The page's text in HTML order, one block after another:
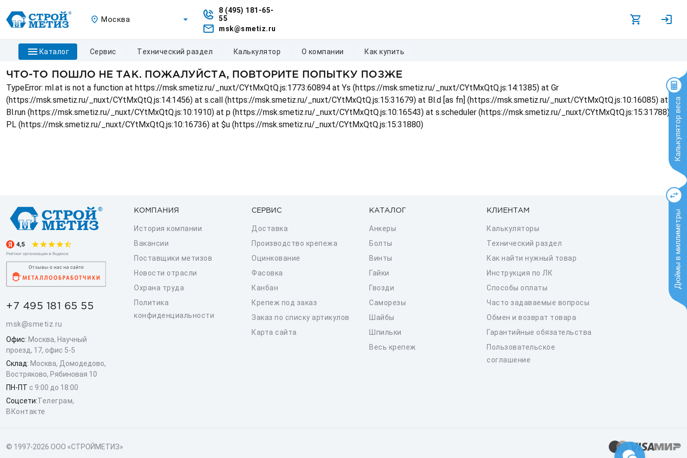
Калькулятор веса
Дюймы в миллиметры
Москва
8 (495) 181-65-
55
msk@smetiz.ru
каталог сервис технический раздел калькулятор о компании как купить
ЧТО-ТО ПОШЛО НЕ ТАК. ПОЖАЛУЙСТА, ПОВТОРИТЕ ПОПЫТКУ ПОЗЖЕ
TypeError: ml.at is not a function at https://msk.smetiz.ru/_nuxt/CYtMxQtQ.js:1773:60894 at Ys (https://msk.smetiz.ru/_nuxt/CYtMxQtQ.js:14:1385) at Gr
(https://msk.smetiz.ru/_nuxt/CYtMxQtQ.js:14:1456) at s.call (https://msk.smetiz.ru/_nuxt/CYtMxQtQ.js:15:31679) at Bl.d [as fn] (https://msk.smetiz.ru/_nuxt/CYtMxQtQ.js:10:16085) at
Bl.run (https://msk.smetiz.ru/_nuxt/CYtMxQtQ.js:10:1910) at p (https://msk.smetiz.ru/_nuxt/CYtMxQtQ.js:10:16543) at s.scheduler (https://msk.smetiz.ru/_nuxt/CYtMxQtQ.js:15:31788) at
PL (https://msk.smetiz.ru/_nuxt/CYtMxQtQ.js:10:16736) at $u (https://msk.smetiz.ru/_nuxt/CYtMxQtQ.js:15:31880)
+7 495 181 65 55
msk@smetiz.ru
Офис: Москва, Научный
проезд, 17, офис 5-5
Склад: Москва, Домодедово,
Востряково, Рябиновая 10
ПН-ПТ с 9:00 до 18:00
Соцсети:Телеграм,
ВКонтакте
КОМПАНИЯ
История компании
Вакансии
Поставщики метизов
Новости отрасли
Охрана труда
Политика
конфиденциальности
СЕРВИС
Доставка
Производство крепежа
Оцинкование
Фасовка
Канбан
Крепеж под заказ
Заказ по списку артикулов
Карта сайта
КАТАЛОГ
Анкеры
Болты
Винты
Гайки
Гвозди
Саморезы
Шайбы
Шпильки
Весь крепеж
КЛИЕНТАМ
Калькуляторы
Технический раздел
Как найти нужный товар
Инструкция по ЛК
Способы оплаты
Часто задаваемые вопросы
Обмен и возврат товара
Гарантийные обязательства
Пользовательское
соглашение
© 1997-2026 ООО «СТРОЙМЕТИЗ»